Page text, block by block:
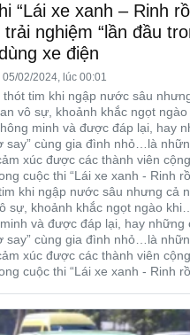
“Lái xe xanh – Rinh
nghiệm “lần đầu
xe điện
05/02/2024, lúc 00:01
thót tim khi ngập nước sâu
vô sự, khoảnh khắc ngọt
minh và được đáp lại, hay
say” cùng gia đình nhỏ…là
xúc được các thành viên
cuộc thi “Lái xe xanh - Rinh
khi ngập nước sâu nhưng cả
sự, khoảnh khắc ngọt ngào
và được đáp lại, hay những
say” cùng gia đình nhỏ…là
xúc được các thành viên
cuộc thi “Lái xe xanh - Rinh